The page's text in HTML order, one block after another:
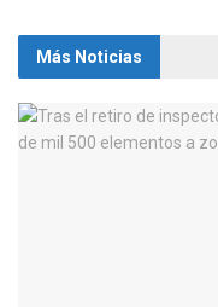
Más Noticias